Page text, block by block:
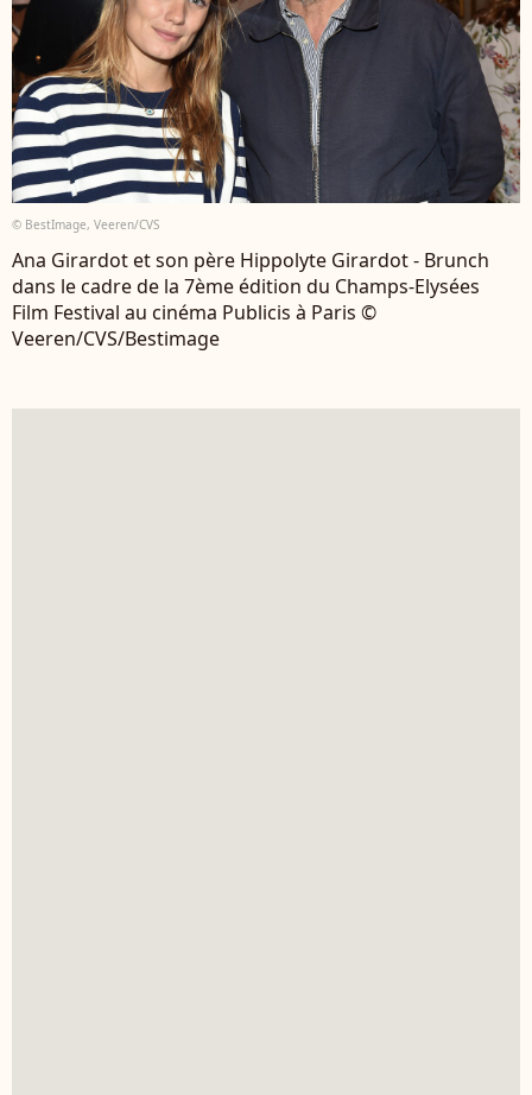
© BestImage, Veeren/CVS
Ana Girardot et son père Hippolyte Girardot - Brunch
dans le cadre de la 7ème édition du Champs-Elysées
Film Festival au cinéma Publicis à Paris ©
Veeren/CVS/Bestimage